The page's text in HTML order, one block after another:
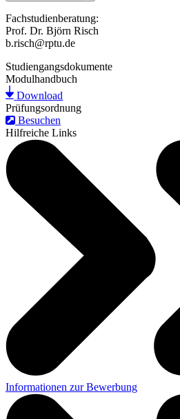
Fachstudienberatung:
Prof. Dr. Björn Risch
b.risch@rptu.de
Studiengangsdokumente
Modulhandbuch
Download
Prüfungsordnung
Besuchen
Hilfreiche Links
Informationen zur Bewerbung